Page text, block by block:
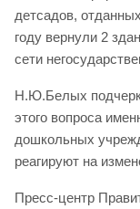
детсадов,
году вернули 2
сети
Н.Ю.Белых
этого вопроса
дошкольных
реагируют на
Пресс-центр